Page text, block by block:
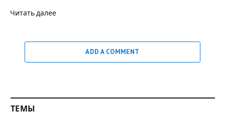
Читать далее
ADD A COMMENT
ТЕМЫ